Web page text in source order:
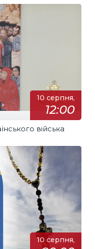
10 серпня,
12:00
війська
10 серпня,